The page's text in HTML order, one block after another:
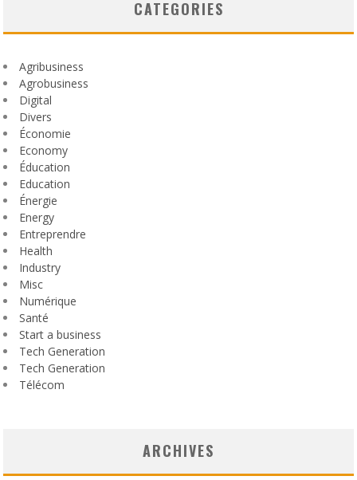
CATEGORIES
Agribusiness
Agrobusiness
Digital
Divers
Économie
Economy
Éducation
Education
Énergie
Energy
Entreprendre
Health
Industry
Misc
Numérique
Santé
Start a business
Tech Generation
Tech Generation
Télécom
ARCHIVES